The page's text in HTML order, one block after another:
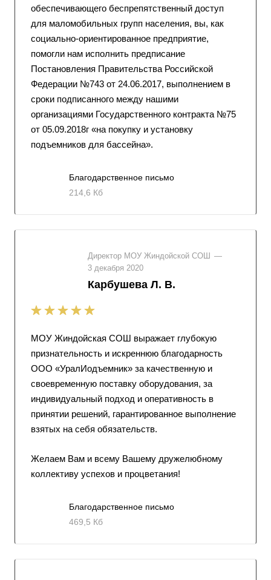
обеспечивающего беспрепятственный доступ
для маломобильных групп населения, вы, как
социально-ориентированное предприятие,
помогли нам исполнить предписание
Постановления Правительства Российской
Федерации №743 от 24.06.2017, выполнением в
сроки подписанного между нашими
организациями Государственного контракта №75
от 05.09.2018г «на покупку и установку
подъемников для бассейна».
Благодарственное письмо
214,6 Кб
Директор МОУ Жиндойской СОШ —
3 декабря 2020
Карбушева Л. В.
МОУ Жиндойская СОШ выражает глубокую
признательность и искреннюю благодарность
ООО «УралИодъемник» за качественную и
своевременную поставку оборудования, за
индивидуальный подход и оперативность в
принятии решений, гарантированное выполнение
взятых на себя обязательств.
Желаем Вам и всему Вашему дружелюбному
коллективу успехов и процветания!
Благодарственное письмо
469,5 Кб